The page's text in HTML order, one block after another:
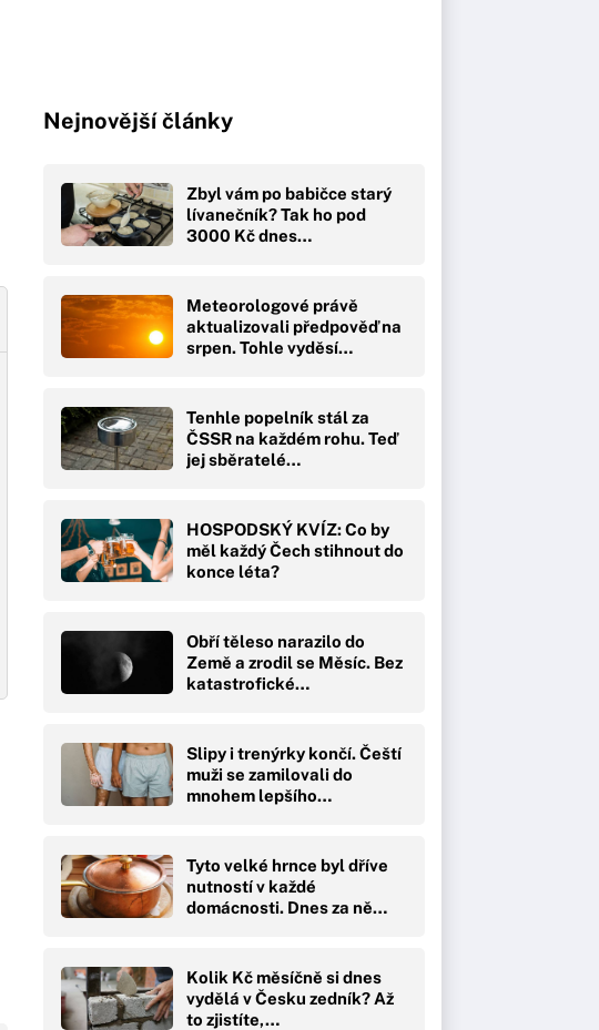
Nejnovější články
Zbyl vám po babičce starý
lívanečník? Tak ho pod
3000 Kč dnes…
Meteorologové právě
aktualizovali předpověď na
srpen. Tohle vyděsí…
Tenhle popelník stál za
ČSSR na každém rohu. Teď
jej sběratelé…
HOSPODSKÝ KVÍZ: Co by
měl každý Čech stihnout do
konce léta?
Obří těleso narazilo do
Země a zrodil se Měsíc. Bez
katastrofické…
Slipy i trenýrky končí. Čeští
muži se zamilovali do
mnohem lepšího…
Tyto velké hrnce byl dříve
nutností v každé
domácnosti. Dnes za ně…
Kolik Kč měsíčně si dnes
vydělá v Česku zedník? Až
to zjistíte,…